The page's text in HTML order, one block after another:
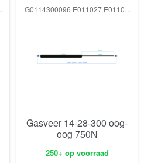
Gasveer 14-28-300 oog-
oog 750N
250+ op voorraad